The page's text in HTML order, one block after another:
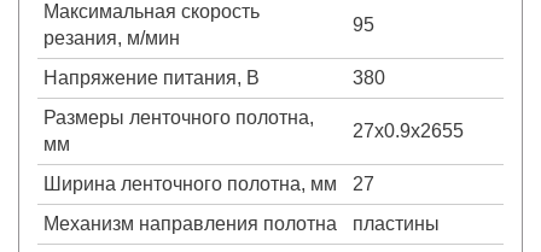
Максимальная скорость
резания, м/мин
95
Напряжение питания, В
380
Размеры ленточного полотна,
мм
27х0.9х2655
Ширина ленточного полотна, мм
27
Механизм направления полотна
пластины